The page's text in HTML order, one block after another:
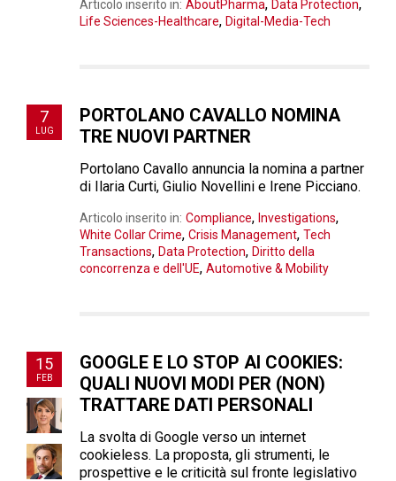
Articolo inserito in: AboutPharma, Data Protection,
Life Sciences-Healthcare, Digital-Media-Tech
7
LUG
PORTOLANO CAVALLO NOMINA
TRE NUOVI PARTNER
Portolano Cavallo annuncia la nomina a partner
di Ilaria Curti, Giulio Novellini e Irene Picciano.
Articolo inserito in: Compliance, Investigations,
White Collar Crime, Crisis Management, Tech
Transactions, Data Protection, Diritto della
concorrenza e dell'UE, Automotive & Mobility
15
FEB
GOOGLE E LO STOP AI COOKIES:
QUALI NUOVI MODI PER (NON)
TRATTARE DATI PERSONALI
La svolta di Google verso un internet
cookieless. La proposta, gli strumenti, le
prospettive e le criticità sul fronte legislativo